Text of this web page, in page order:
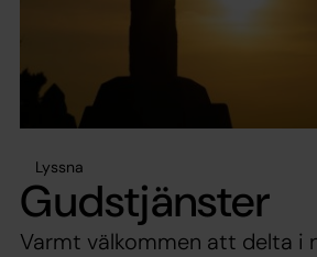
Lyssna
Gudstjänster
Varmt välkommen att delta i